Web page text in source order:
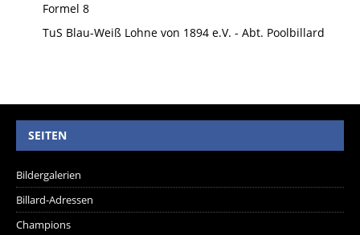
Formel 8
TuS Blau-Weiß Lohne von 1894 e.V. - Abt. Poolbillard
SEITEN
Bildergalerien
Billard-Adressen
Champions